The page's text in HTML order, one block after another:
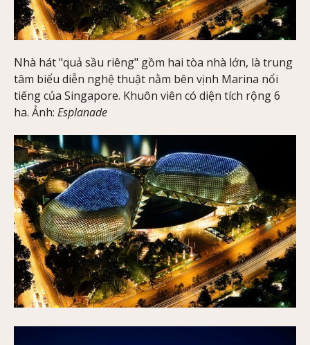
Nhà hát "quả sầu riêng" gồm hai tòa nhà lớn, là trung
tâm biểu diễn nghệ thuật nằm bên vịnh Marina nổi
tiếng của Singapore. Khuôn viên có diện tích rộng 6
ha. Ảnh: Esplanade